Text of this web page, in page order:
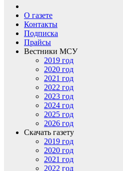
О газете
Контакты
Подписка
Прайсы
Вестники МСУ
2019 год
2020 год
2021 год
2022 год
2023 год
2024 год
2025 год
2026 год
Скачать газету
2019 год
2020 год
2021 год
2022 год